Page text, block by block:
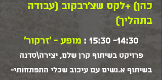
כהן) +לקס שצ'רבקוב (עבודה
בתהליך)
14:30- 15:30 : מופע - 'זרקור'
פרויקט בשיתוף קרן שלם, יצירה\סדנה
בשיתוף א.נשים עם עיכוב שכלי התפתחותי-